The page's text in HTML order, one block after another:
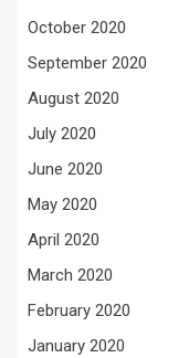
October 2020
September 2020
August 2020
July 2020
June 2020
May 2020
April 2020
March 2020
February 2020
January 2020